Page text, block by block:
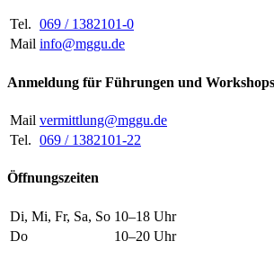
Tel. 069 / 1382101-0
Mail info@mggu.de
Anmeldung für Führungen und Workshops
Mail vermittlung@mggu.de
Tel. 069 / 1382101-22
Öffnungszeiten
Di, Mi, Fr, Sa, So 10–18 Uhr
Do
10–20 Uhr